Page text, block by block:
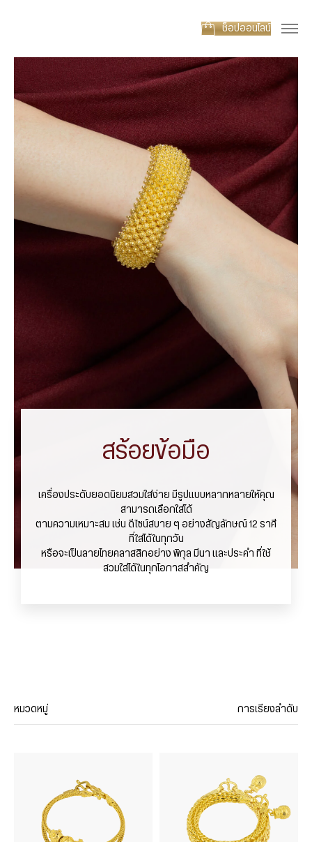
ช็อปออนไลน์
สร้อยข้อมือ
เครื่องประดับยอดนิยมสวมใส่ง่าย มีรูปแบบหลากหลายให้คุณ
สามารถเลือกใส่ได้
ตามความเหมาะสม เช่น ดีไซน์สบาย ๆ อย่างสัญลักษณ์ 12 ราศี
ที่ใส่ได้ในทุกวัน
หรือจะเป็นลายไทยคลาสสิกอย่าง พิกุล มีนา และประคำ ที่ใช้
สวมใส่ได้ในทุกโอกาสสำคัญ
หมวดหมู่
สร้อยข้อมือ
กำไล
การเรียงลำดับ